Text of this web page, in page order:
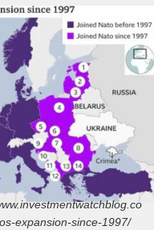
expansion-since-1997/